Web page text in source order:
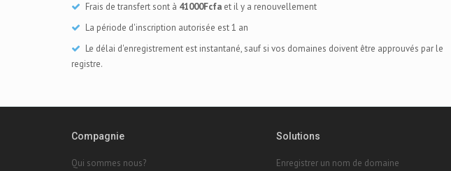
Frais de transfert sont à 41000Fcfa et il y a renouvellement
La période d'inscription autorisée est 1 an
Le délai d'enregistrement est instantané, sauf si vos domaines doivent être approuvés par le
registre.
Compagnie
Qui sommes nous?
Solutions
Enregistrer un nom de domaine